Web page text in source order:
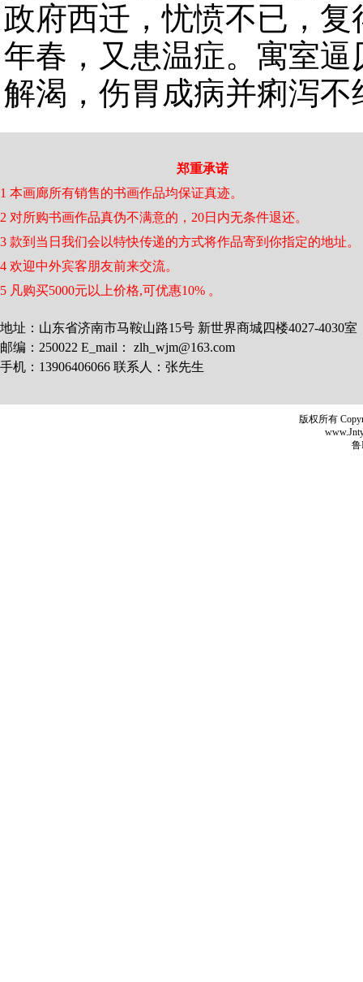
政府西迁，忧愤不已，
年春，又患温症。寓室
解渴，伤胃成病并痢泻
郑重承诺
1 本画廊所有销售的书画作品均保证真迹。
2 对所购书画作品真伪不满意的，20日内无条件退还。
3 款到当日我们会以特快传递的方式将作品寄到你指定的地址。
4 欢迎中外宾客朋友前来交流。
5 凡购买5000元以上价格,可优惠10% 。
地址：山东省济南市马鞍山路15号 新世界商城四楼4027-4030室
邮编：250022 E_mail： zlh_wjm@163.com
手机：13906406066 联系人：张先生
版权所有
鲁